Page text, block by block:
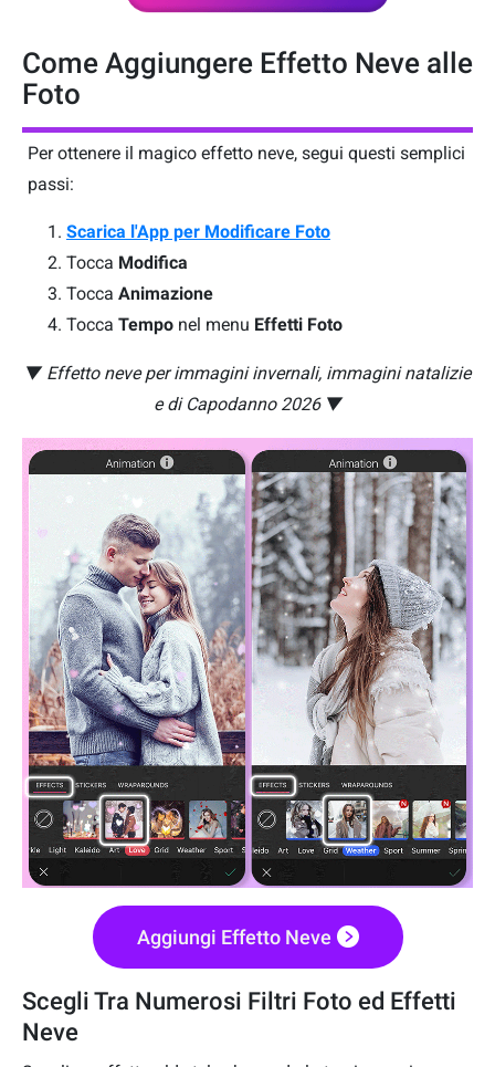
Come Aggiungere Effetto Neve alle
Foto
Per ottenere il magico effetto neve, segui questi semplici
passi:
Scarica l'App per Modificare Foto
Tocca Modifica
Tocca Animazione
Tocca Tempo nel menu Effetti Foto
▼ Effetto neve per immagini invernali, immagini natalizie
e di Capodanno 2026 ▼
Aggiungi Effetto Neve
Scegli Tra Numerosi Filtri Foto ed Effetti
Neve